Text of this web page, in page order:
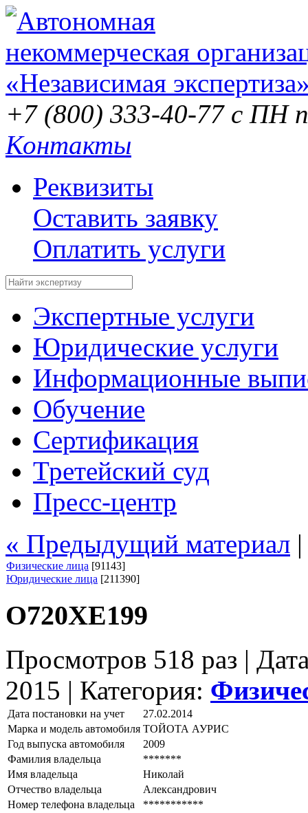
+7 (800) 333-40-77 с ПН
Контакты
Реквизиты
Оставить заявку
Оплатить услуги
Экспертные услуги
Юридические услуги
Информационные
Обучение
Сертификация
Третейский суд
Пресс-центр
« Предыдущий материал
Физические лица [91143]
Юридические лица [211390]
О720ХЕ199
Просмотров 518 раз |
2015 | Категория:
Дата постановки на учет
27.02.2014
Марка и модель автомобиля ТОЙОТА АУРИС
Год выпуска автомобиля
2009
Фамилия владельца
*******
Имя владельца
Николай
Отчество владельца
Александрович
Номер телефона владельца
***********